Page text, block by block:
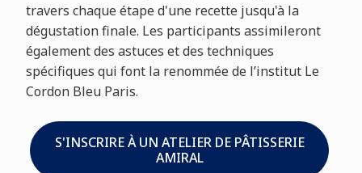
travers chaque étape d'une recette jusqu'à la
dégustation finale. Les participants assimileront
également des astuces et des techniques
spécifiques qui font la renommée de l’institut Le
Cordon Bleu Paris.
S'INSCRIRE À UN ATELIER DE PÂTISSERIE
AMIRAL